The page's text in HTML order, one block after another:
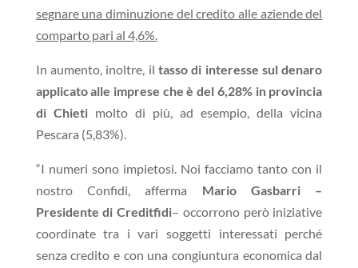
segnare una diminuzione del credito alle aziende del
comparto pari al 4,6%.
In aumento, inoltre, il tasso di interesse sul denaro
applicato alle imprese che è del 6,28% in provincia
di Chietimolto di più, ad esempio, della vicina
Pescara (5,83%).
“I numeri sono impietosi. Noi facciamo tanto con il
nostro Confidi, afferma Mario Gasbarri –
Presidente di Creditfidi– occorrono però iniziative
coordinate tra i vari soggetti interessati perché
senza credito e con una congiuntura economica dal